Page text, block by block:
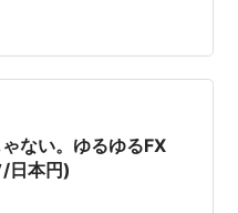
円 金曜の夜には、
円の建玉が決済されて
自画自賛している頃だ。
至らず、今に至る。 ま
ない。ゆるゆるFX
日本円)